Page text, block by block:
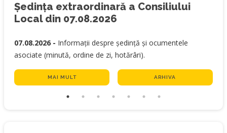
Ședința extraordinară a Consiliului
Local din 07.08.2026
07.08.2026 - Informații despre ședință și ocumentele
asociate (minută, ordine de zi, hotărâri).
MAI MULT ARHIVA